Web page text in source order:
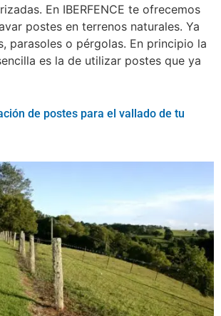
En IBERFENCE te ofrecemos
postes en terrenos naturales. Ya
parasoles o pérgolas. En principio la
es la de utilizar postes que ya
de postes para el vallado de tu